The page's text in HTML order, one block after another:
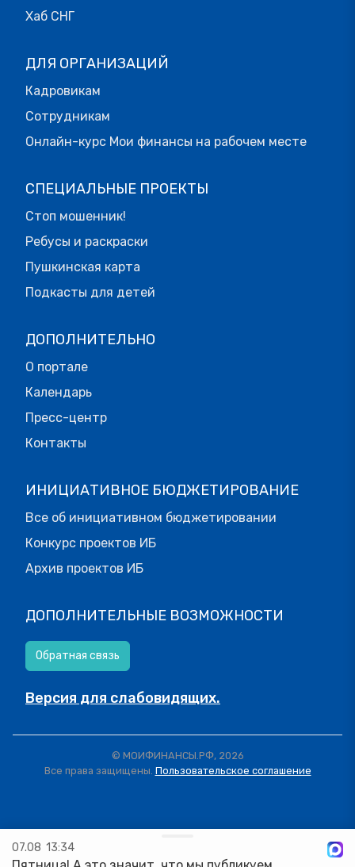
Хаб СНГ
ДЛЯ ОРГАНИЗАЦИЙ
Кадровикам
Сотрудникам
Онлайн-курс Мои финансы на рабочем месте
СПЕЦИАЛЬНЫЕ ПРОЕКТЫ
Стоп мошенник!
Ребусы и раскраски
Пушкинская карта
Подкасты для детей
ДОПОЛНИТЕЛЬНО
О портале
Календарь
Пресс-центр
Контакты
ИНИЦИАТИВНОЕ БЮДЖЕТИРОВАНИЕ
Все об инициативном бюджетировании
Конкурс проектов ИБ
Архив проектов ИБ
ДОПОЛНИТЕЛЬНЫЕ ВОЗМОЖНОСТИ
Обратная связь
Версия для слабовидящих.
© МОИФИНАНСЫ.РФ, 2026
Все права защищены. Пользовательское соглашение
07.08 13:34